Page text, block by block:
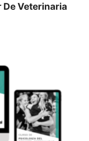
Veterinaria